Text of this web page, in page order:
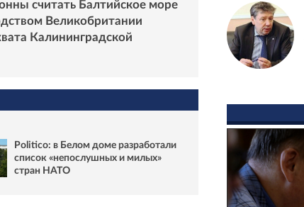
считать Балтийское море
Великобритании
Калининградской
Politico: в Белом доме разработали
список «непослушных и милых»
стран НАТО